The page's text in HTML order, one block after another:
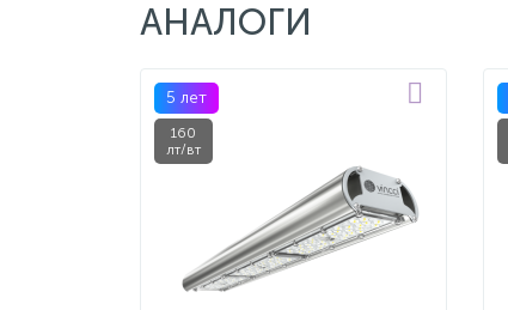
АНАЛОГИ
5 лет
160
лт/вт